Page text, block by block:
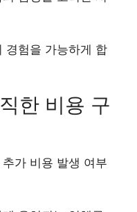
경험을 가능하게 합
한 비용 구
가 비용 발생 여부